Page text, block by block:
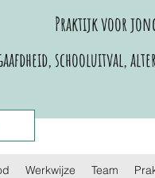
Praktijk voor
schooluitval,
Werkwijze Team